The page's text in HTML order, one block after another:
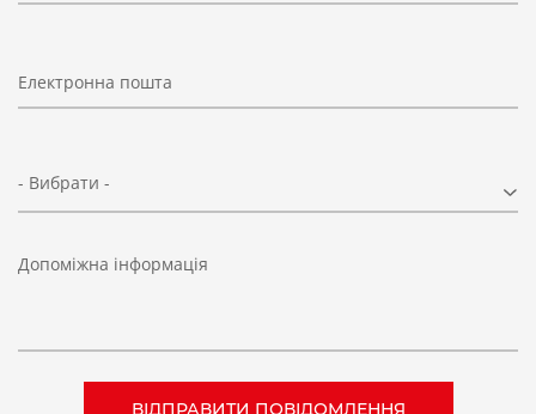
Електронна пошта
- Вибрати -
Допоміжна інформація